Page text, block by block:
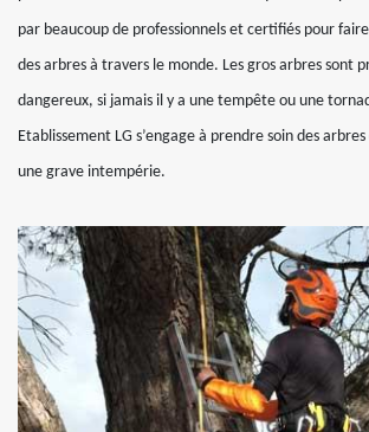
par beaucoup de professionnels et certifiés pour
des arbres à travers le monde. Les gros arbres sont
dangereux, si jamais il y a une tempête ou une
Etablissement LG s’engage à prendre soin des
une grave intempérie.